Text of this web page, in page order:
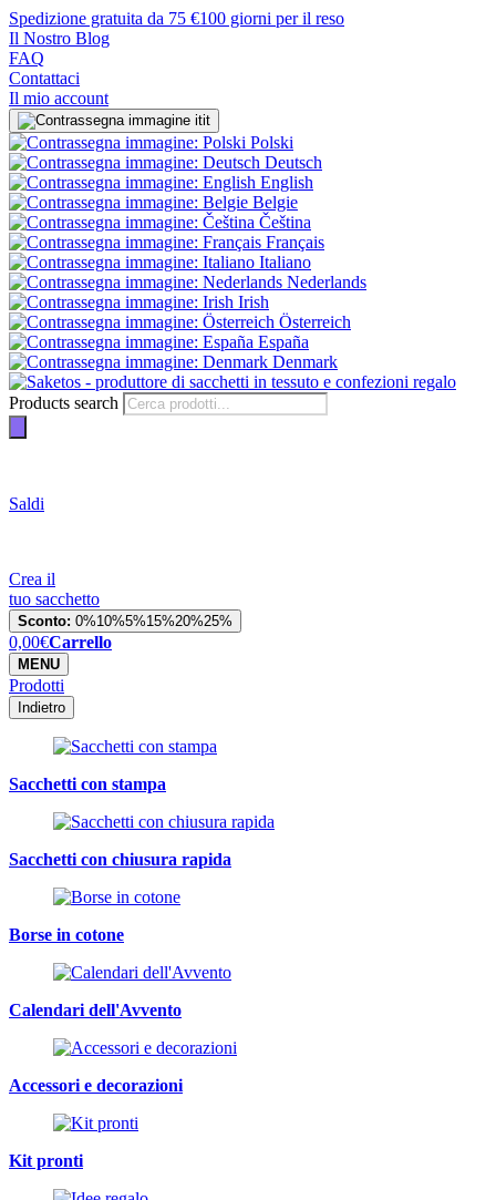
Spedizione gratuita da 75 €100 giorni per il reso
Il Nostro Blog
FAQ
Contattaci
Il mio account
it
Polski
Deutsch
English
Belgie
Čeština
Français
Italiano
Nederlands
Irish
Österreich
España
Denmark
Products search
Saldi
Crea il
tuo sacchetto
Sconto: 0%10%5%15%20%25%
0,00€Carrello
MENU
Prodotti
Indietro
Sacchetti con stampa
Sacchetti con chiusura rapida
Borse in cotone
Calendari dell'Avvento
Accessori e decorazioni
Kit pronti